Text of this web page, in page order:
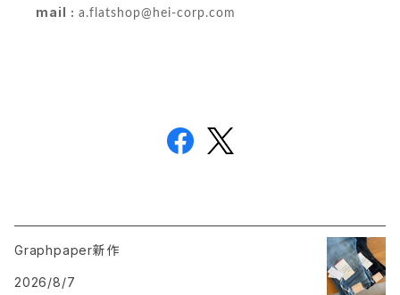
mail : a.flatshop@hei-corp.com
Graphpaper新作
2026/8/7